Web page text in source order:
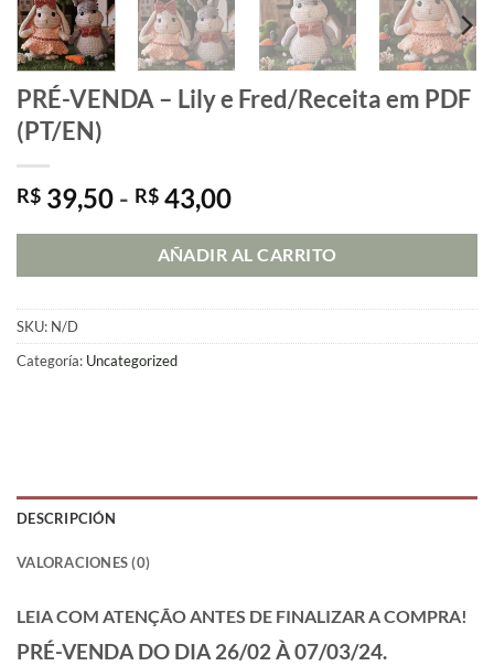
PRÉ-VENDA – Lily e Fred/Receita em PDF
(PT/EN)
R$ 39,50 - R$ 43,00Rango
precios:
desde
R$ 39,50
AÑADIR AL CARRITO
SKU: N/D
Categoría: Uncategorized
DESCRIPCIÓN
VALORACIONES (0)
LEIA COM ATENÇÃO ANTES DE FINALIZAR A COMPRA!
PRÉ-VENDA DO DIA 26/02 À 07/03/24.